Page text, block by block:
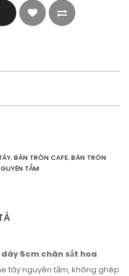
,BÀN TRÒN CAFE,BÀN TRÒN
TẤM
5cm chân sắt hoa
tây nguyên tấm, không ghép